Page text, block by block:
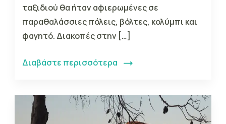
ταξιδιού θα ήταν αφιερωμένες σε
παραθαλάσσιες πόλεις, βόλτες, κολύμπι και
φαγητό. Διακοπές στην […]
Διαβάστε περισσότερα